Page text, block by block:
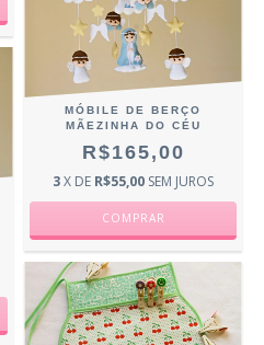
MÓBILE DE BERÇO
MÃEZINHA DO CÉU
R$165,00
3X DE R$55,00 SEM JUROS